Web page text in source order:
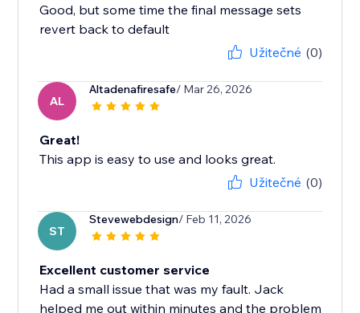
Good, but some time the final message sets
revert back to default
Užitečné (0)
AL
Altadenafiresafe/ Mar 26, 2026
Great!
This app is easy to use and looks great.
Užitečné (0)
ST
Stevewebdesign/ Feb 11, 2026
Excellent customer service
Had a small issue that was my fault. Jack
helped me out within minutes and the problem